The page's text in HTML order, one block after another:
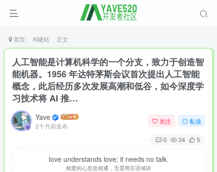
首页 AI建站 正文
人工智能是计算机科学的一个分支，致力于创造智
能机器。1956 年达特茅斯会议首次提出人工智能
概念，此后经历多次发展高潮和低谷，如今深度学
习技术将 AI 推…
Yave
2个月前发布
关注 私信
0 34 5
love understands love; it needs no talk.
相爱的心息息相通，无需用言语倾诉